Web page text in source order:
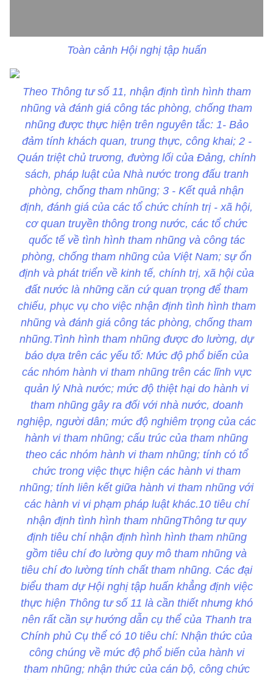
Toàn cảnh Hội nghị tập huấn
Theo Thông tư số 11, nhận định tình hình tham
nhũng và đánh giá công tác phòng, chống tham
nhũng được thực hiện trên nguyên tắc: 1- Bảo
đảm tính khách quan, trung thực, công khai; 2 -
Quán triệt chủ trương, đường lối của Đảng, chính
sách, pháp luật của Nhà nước trong đấu tranh
phòng, chống tham nhũng; 3 - Kết quả nhận
định, đánh giá của các tổ chức chính trị - xã hội,
cơ quan truyền thông trong nước, các tổ chức
quốc tế về tình hình tham nhũng và công tác
phòng, chống tham nhũng của Việt Nam; sự ổn
định và phát triển về kinh tế, chính trị, xã hội của
đất nước là những căn cứ quan trọng để tham
chiếu, phục vụ cho việc nhận định tình hình tham
nhũng và đánh giá công tác phòng, chống tham
nhũng.Tình hình tham nhũng được đo lường, dự
báo dựa trên các yếu tố: Mức độ phổ biến của
các nhóm hành vi tham nhũng trên các lĩnh vực
quản lý Nhà nước; mức độ thiệt hại do hành vi
tham nhũng gây ra đối với nhà nước, doanh
nghiệp, người dân; mức độ nghiêm trọng của các
hành vi tham nhũng; cấu trúc của tham nhũng
theo các nhóm hành vi tham nhũng; tính có tổ
chức trong việc thực hiện các hành vi tham
nhũng; tính liên kết giữa hành vi tham nhũng với
các hành vi vi phạm pháp luật khác.10 tiêu chí
nhận định tình hình tham nhũngThông tư quy
định tiêu chí nhận định hình hình tham nhũng
gồm tiêu chí đo lường quy mô tham nhũng và
tiêu chí đo lường tính chất tham nhũng. Các đại
biểu tham dự Hội nghị tập huấn khẳng định việc
thực hiện Thông tư số 11 là cần thiết nhưng khó
nên rất cần sự hướng dẫn cụ thể của Thanh tra
Chính phủ Cụ thể có 10 tiêu chí: Nhận thức của
công chúng về mức độ phổ biến của hành vi
tham nhũng; nhận thức của cán bộ, công chức